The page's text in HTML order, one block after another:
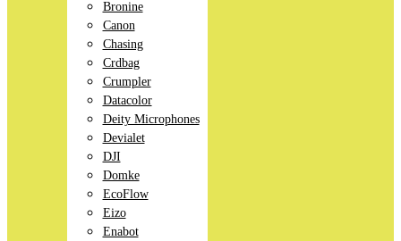
Bronine
Canon
Chasing
Crdbag
Crumpler
Datacolor
Deity Microphones
Devialet
DJI
Domke
EcoFlow
Eizo
Enabot